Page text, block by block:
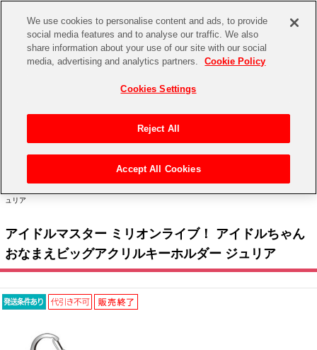
CHANNEL STORE EVENT
ASOBI STORE TOP
ゲーム 電子書籍
CD / Blu-ray
EVENT
ASOBI TICKET
アイドルマスターシリーズ
アイドルマスター
学園アイドルマスター
プロジェクトアイマス ヴイアライヴ
イベントグッズ
トイ・ホビー
アイドルマスター シリーズ>アイドルマスター ミリオンライブ！
ュリア
アイドルマスター ミリオンライブ！ アイドルちゃん
おなまえビッグアクリルキーホルダー ジュリア
We use cookies to personalise content and ads, to provide
social media features and to analyse our traffic. We also
share information about your use of our site with our social
media, advertising and analytics partners.
Cookie Policy
Cookies Settings
Reject All
Accept All Cookies